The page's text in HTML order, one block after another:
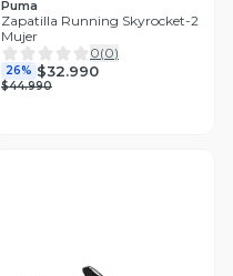
Puma
Zapatilla Running Skyrocket-2
Mujer
0(0)
26% $32.990
$44.990